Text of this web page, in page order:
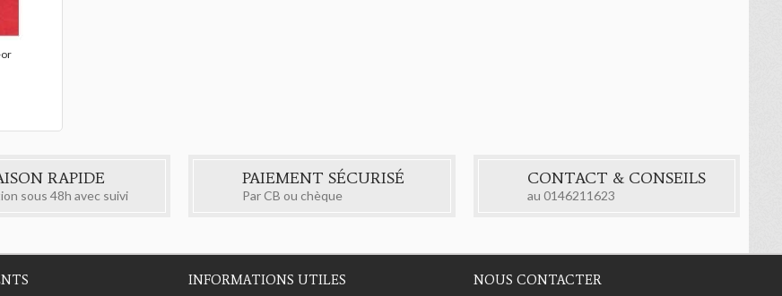
RAPIDE
sous 48h avec suivi
PAIEMENT SÉCURISÉ
Par CB ou chèque
CONTACT & CONSEILS
au 0146211623
INFORMATIONS UTILES NOUS CONTACTER